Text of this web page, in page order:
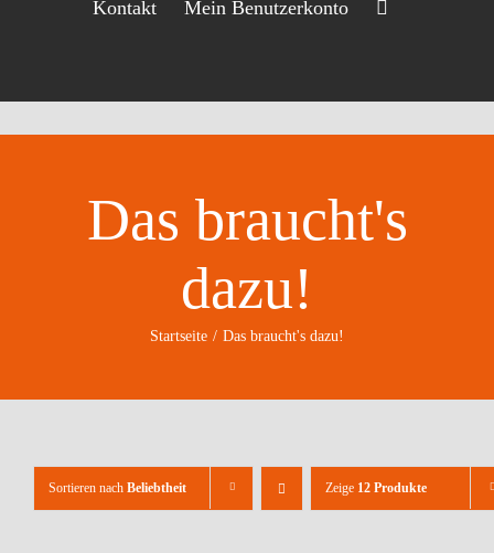
Kontakt Mein Benutzerkonto
Das braucht's
dazu!
Startseite Das braucht's dazu!
Sortieren nach Beliebtheit Zeige 12 Produkte